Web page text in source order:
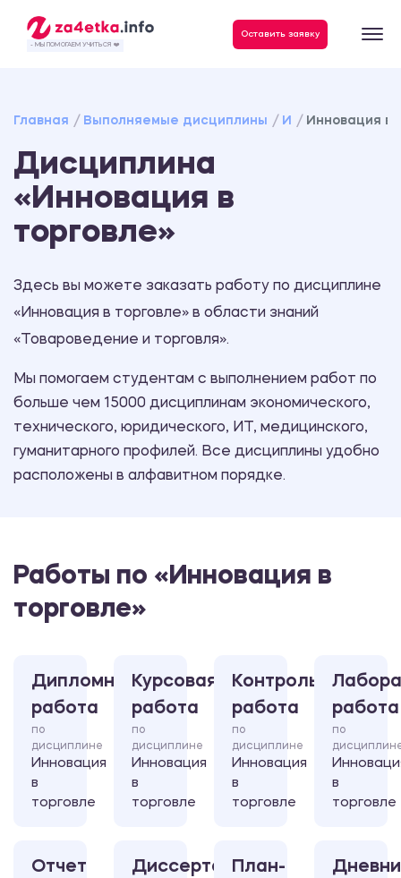
- МЫ ПОМОГАЕМ УЧИТЬСЯ ❤️
Оставить заявку
Главная Выполняемые дисциплины И Инновация в
Дисциплина
«Инновация в
торговле»
Здесь вы можете заказать работу по дисциплине
«Инновация в торговле» в области знаний
«Товароведение и торговля».
Мы помогаем студентам с выполнением работ по
больше чем 15000 дисциплинам экономического,
технического, юридического, ИТ, медицинского,
гуманитарного профилей. Все дисциплины удобно
расположены в алфавитном порядке.
Работы по «Инновация в
торговле»
Дипломная
работа
по
дисциплине
Инновация
в
торговле
Курсовая
работа
по
дисциплине
Инновация
в
торговле
Контрольная
работа
по
дисциплине
Инновация
в
торговле
работа
по
в
торговле
Отчет
ДиссертацияПлан-